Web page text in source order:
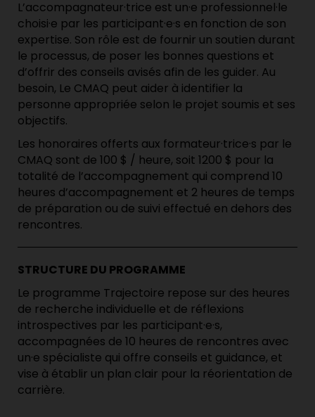
L’accompagnateur·trice est un·e professionnel·le
choisi·e par les participant·e·s en fonction de son
expertise. Son rôle est de fournir un soutien durant
le processus, de poser les bonnes questions et
d’offrir des conseils avisés afin de les guider. Au
besoin, Le CMAQ peut aider à identifier la
personne appropriée selon le projet soumis et ses
objectifs.
Les honoraires offerts aux formateur·trice·s par le
CMAQ sont de 100 $ / heure, soit 1200 $ pour la
totalité de l’accompagnement qui comprend 10
heures d’accompagnement et 2 heures de temps
de préparation ou de suivi effectué en dehors des
rencontres.
STRUCTURE DU PROGRAMME
Le programme Trajectoire repose sur des heures
de recherche individuelle et de réflexions
introspectives par les participant·e·s,
accompagnées de 10 heures de rencontres avec
un·e spécialiste qui offre conseils et guidance, et
vise à établir un plan clair pour la réorientation de
carrière.